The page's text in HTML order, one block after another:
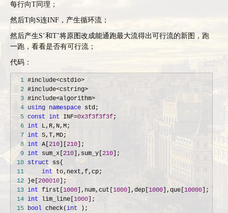
每行向T同理；
然后T向S连INF，产生循环流；
然后产生S’和T’将原图改成能通跑最大流得出可行流的新图，跑
一跑，看看是否有可行流；
代码：
  1
  2
  3
  4
using namespace
  5
const int INF=0x3f3f3f3f
  6
int
  7
int
  8
int A[ 210 210
  9
int sum_x[ 210 ],sum_y[ 210
10 struct
11
int
12 }e[ 200010
13 int first[ 1000 ],num,cut[ 1000 ],dep[ 1000 ],que[ 10000
14 int lim_line[ 1000
15 bool check(int